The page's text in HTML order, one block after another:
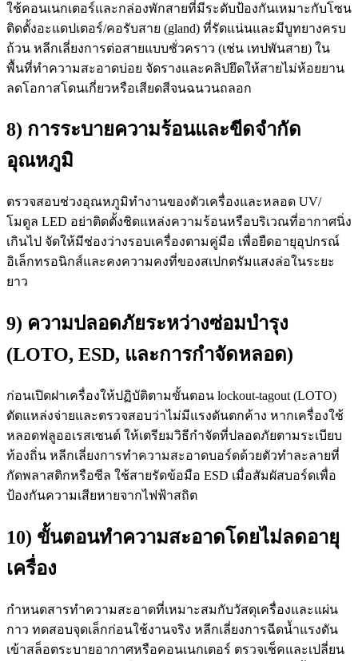
ใช้คอนเนกเตอร์และกล่องพักสายที่มีระดับป้องกันเหมาะกับโซน
ติดตั้งอะแดปเตอร์/คอรับสาย (gland) ที่รัดแน่นและมีบูทยางครบ
ถ้วน หลีกเลี่ยงการต่อสายแบบชั่วคราว (เช่น เทปพันสาย) ใน
พื้นที่ทำความสะอาดบ่อย จัดรางและคลิปยึดให้สายไม่ห้อยยาน
ลดโอกาสโดนเกี่ยวหรือเสียดสีจนฉนวนถลอก
8) การระบายความร้อนและขีดจำกัด
อุณหภูมิ
ตรวจสอบช่วงอุณหภูมิทำงานของตัวเครื่องและหลอด UV/
โมดูล LED อย่าติดตั้งชิดแหล่งความร้อนหรือบริเวณที่อากาศนิ่ง
เกินไป จัดให้มีช่องว่างรอบเครื่องตามคู่มือ เพื่อยืดอายุอุปกรณ์
อิเล็กทรอนิกส์และคงความคงที่ของสเปกตรัมแสงล่อในระยะ
ยาว
9) ความปลอดภัยระหว่างซ่อมบำรุง
(LOTO, ESD, และการกำจัดหลอด)
ก่อนเปิดฝาเครื่องให้ปฏิบัติตามขั้นตอน lockout-tagout (LOTO)
ตัดแหล่งจ่ายและตรวจสอบว่าไม่มีแรงดันตกค้าง หากเครื่องใช้
หลอดฟลูออเรสเซนต์ ให้เตรียมวิธีกำจัดที่ปลอดภัยตามระเบียบ
ท้องถิ่น หลีกเลี่ยงการทำความสะอาดบอร์ดด้วยตัวทำละลายที่
กัดพลาสติกหรือซีล ใช้สายรัดข้อมือ ESD เมื่อสัมผัสบอร์ดเพื่อ
ป้องกันความเสียหายจากไฟฟ้าสถิต
10) ขั้นตอนทำความสะอาดโดยไม่ลดอายุ
เครื่อง
กำหนดสารทำความสะอาดที่เหมาะสมกับวัสดุเครื่องและแผ่น
กาว ทดสอบจุดเล็กก่อนใช้งานจริง หลีกเลี่ยงการฉีดน้ำแรงดัน
เข้าสล็อตระบายอากาศหรือคอนเนกเตอร์ ตรวจเช็คและเปลี่ยน